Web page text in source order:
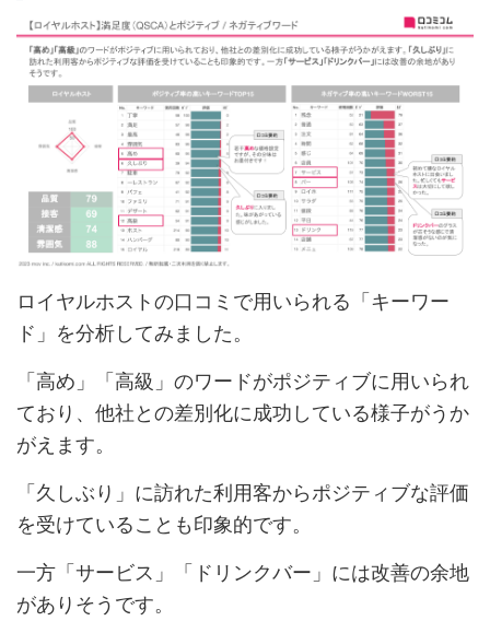
ロイヤルホストの口コミで用いられる「キーワー
ド」を分析してみました。
「高め」「高級」のワードがポジティブに用いられ
ており、他社との差別化に成功している様子がうか
がえます。
「久しぶり」に訪れた利用客からポジティブな評価
を受けていることも印象的です。
一方「サービス」「ドリンクバー」には改善の余地
がありそうです。